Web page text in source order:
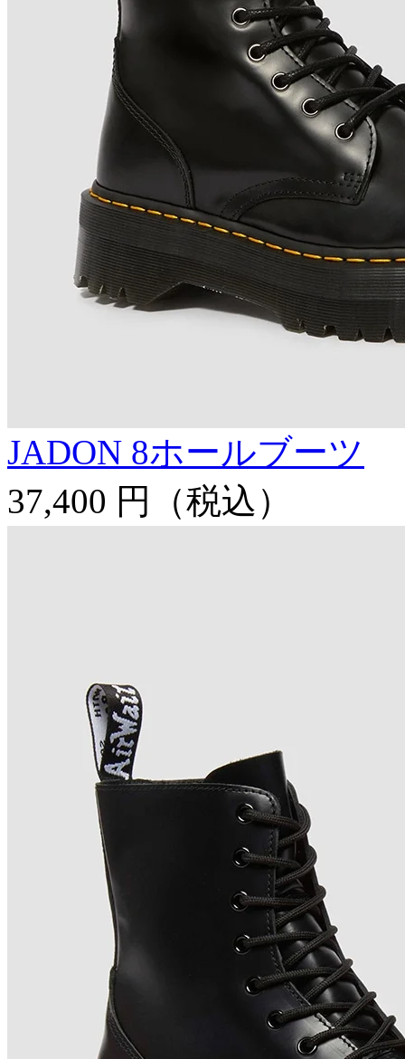
JADON 8ホールブーツ
37,400 円
（税込）